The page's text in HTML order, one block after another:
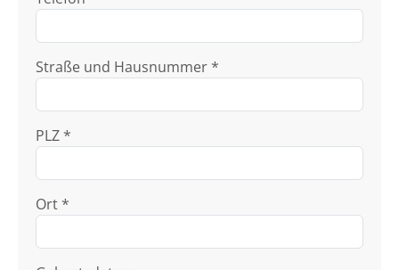
Straße und Hausnummer *
PLZ *
Ort *